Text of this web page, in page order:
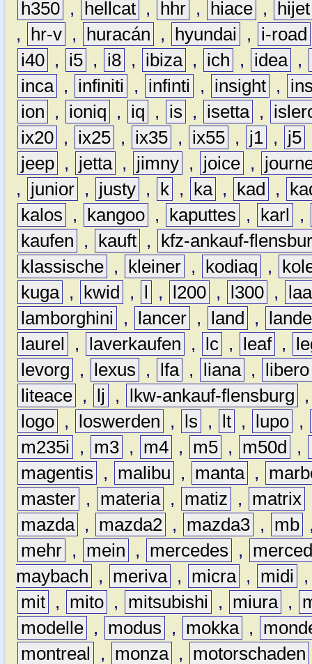
h350 , hellcat , hhr , hiace ,
hijet
,
hr-v , huracán , hyundai ,
i-road
i40 , i5 , i8 , ibiza , ich , idea ,
inca , infiniti , infinti , insight ,
ion
, ioniq , iq , is , isetta ,
ix20 , ix25 , ix35 , ix55 , j1 , j5
jeep , jetta , jimny , joice ,
,
junior , justy , k , ka , kad ,
kalos
, kangoo , kaputtes , karl
,
kaufen
, kauft ,
kfz-ankauf-
klassische , kleiner , kodiaq ,
kuga , kwid , l , l200 , l300 ,
lamborghini
, lancer , land ,
laurel
, laverkaufen , lc , leaf ,
levorg
, lexus , lfa , liana ,
libero
liteace , lj , lkw-ankauf-flensburg
logo , loswerden , ls , lt , lupo ,
m235i
, m3 , m4 , m5 , m50d ,
magentis
, malibu , manta ,
master , materia , matiz , matrix
mazda , mazda2 , mazda3 , mb
mehr , mein , mercedes ,
maybach
, meriva , micra , midi
mit , mito , mitsubishi , miura ,
modelle , modus , mokka ,
montreal
, monza , motorschaden